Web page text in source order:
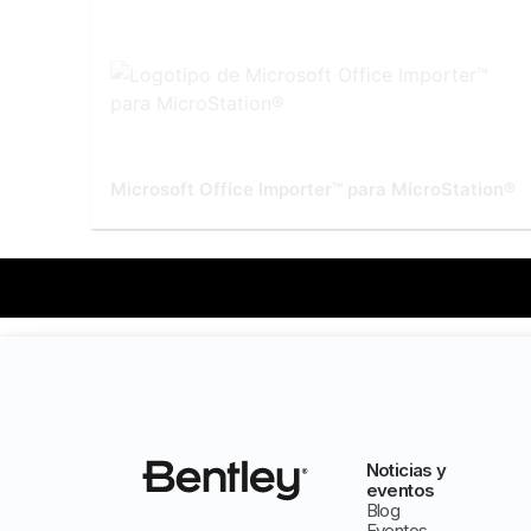
Noticias y
eventos
Blog